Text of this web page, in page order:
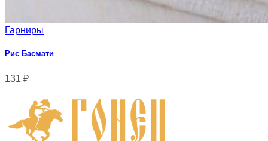
Гарниры
Рис Басмати
131 ₽